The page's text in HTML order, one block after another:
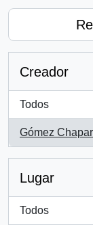
Creador
Todos
Gómez
, 1 resultados
Lugar
Todos